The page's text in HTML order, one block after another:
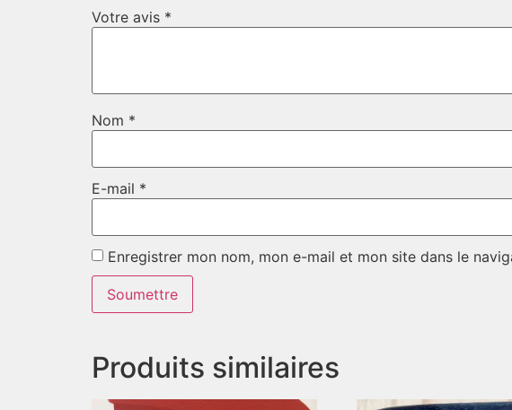
Votre avis *
Nom *
E-mail *
Enregistrer mon nom, mon e-mail et mon site dans le
Produits similaires